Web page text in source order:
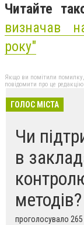
Читайте
визначав
року"
Якщо ви помітили помилку,
повідомити про це редакцію
ГОЛОС МІСТА
Чи
в
методів?
проголосувало 265